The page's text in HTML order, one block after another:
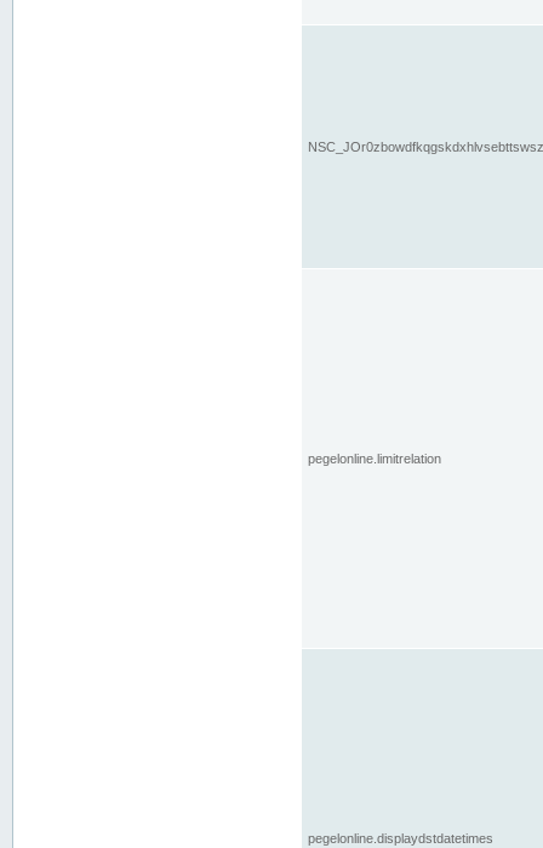
pegelonline.limitrelation
pegelonline.displaydstdatetimes